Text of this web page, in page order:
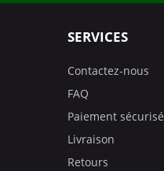
SERVICES
Contactez-nous
FAQ
Paiement sécurisé
Livraison
Retours